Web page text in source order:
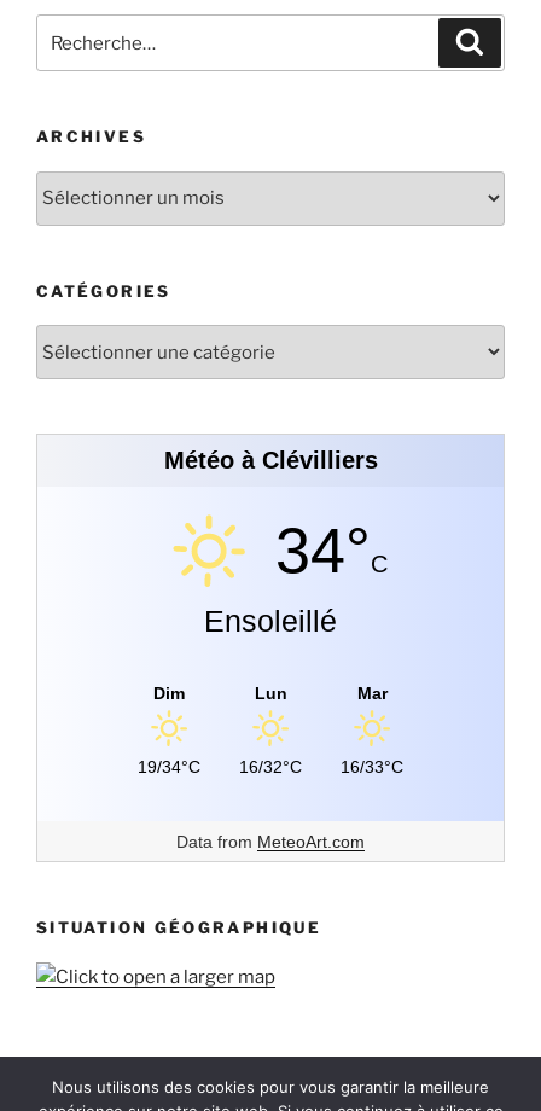
ARCHIVES
CATÉGORIES
Météo à Clévilliers
34°C
Ensoleillé
Dim
19/34°C
Lun
16/32°C
Mar
16/33°C
Data from MeteoArt.com
SITUATION GÉOGRAPHIQUE
Nous utilisons des cookies pour vous garantir la meilleure